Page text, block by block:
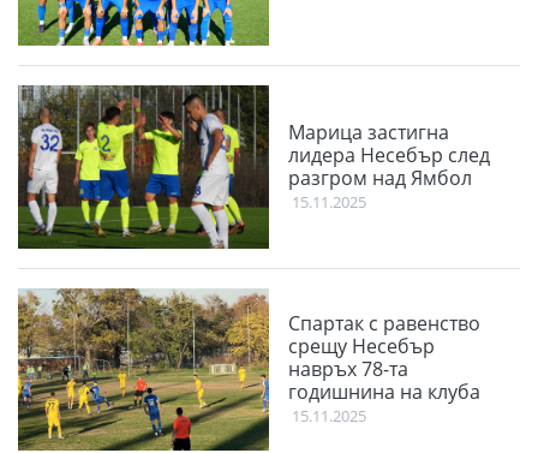
Марица застигна
лидера Несебър след
разгром над Ямбол
15.11.2025
Спартак с равенство
срещу Несебър
навръх 78-та
годишнина на клуба
15.11.2025